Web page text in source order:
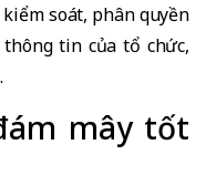
soát, phân quyền
tin của tổ chức,
mây tốt